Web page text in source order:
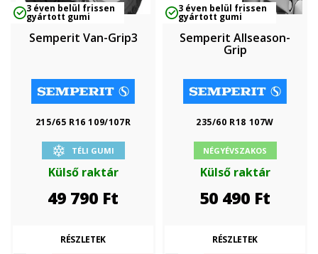
3 éven belül frissen
gyártott gumi
Semperit Van-Grip3
215/65 R16 109/107R
TÉLI GUMI
Külső raktár
49 790 Ft
RÉSZLETEK
3 éven belül frissen
gyártott gumi
Semperit Allseason-
Grip
235/60 R18 107W
NÉGYÉVSZAKOS
Külső raktár
50 490 Ft
RÉSZLETEK